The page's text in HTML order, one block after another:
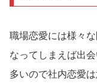
職場恋愛には様々
なってしまえば出
多いので社内恋愛